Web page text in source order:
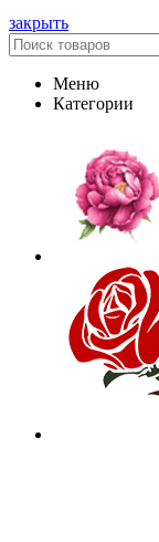
закрыть
Меню
Категории